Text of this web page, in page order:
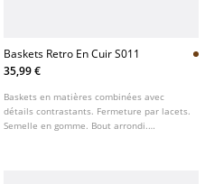
Baskets Retro En Cuir S011
35,99 €
Baskets en matières combinées avec
détails contrastants. Fermeture par lacets.
Semelle en gomme. Bout arrondi.